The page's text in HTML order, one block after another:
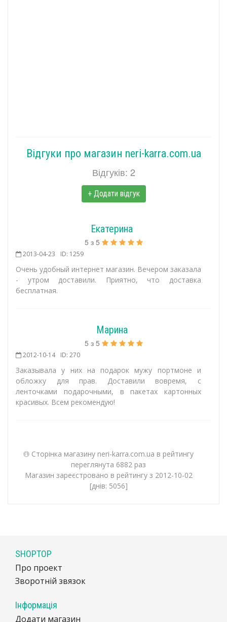
Відгуки про магазин neri-karra.com.ua
Відгуків: 2
+ Додати відгук
Екатерина
5 з 5
2013-04-23 ID: 1259
Очень удобный интернет магазин. Вечером заказала
- утром доставили. Приятно, что доставка
бесплатная.
Марина
5 з 5
2012-10-14 ID: 270
Заказывала у них на подарок мужу портмоне и
обложку для прав. Доставили вовремя, с
ленточками подарочными, в пакетах картонных
красивых. Всем рекомендую!
Сторінка магазину neri-karra.com.ua в рейтингу
переглянута 6882 раз
Магазин зареєстровано в рейтингу з 2012-10-02
[днів: 5056]
SHOPTOP
Про проект
Зворотній звязок
Інформація
Додати магазин